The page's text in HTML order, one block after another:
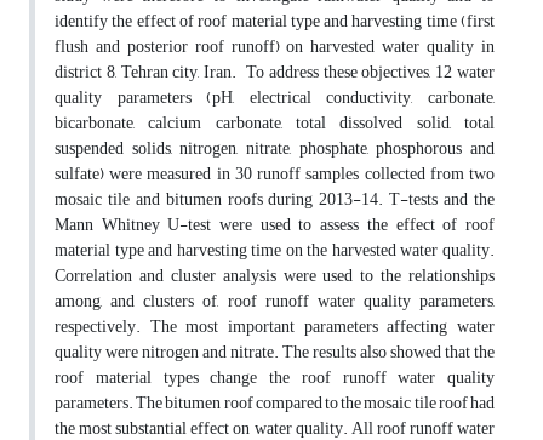
identify the effect of roof material type and harvesting time (first
flush and posterior roof runoff) on harvested water quality in
district 8, Tehran city, Iran. To address these objectives, 12 water
quality parameters (pH, electrical conductivity, carbonate,
bicarbonate, calcium carbonate, total dissolved solid, total
suspended solids, nitrogen, nitrate, phosphate, phosphorous and
sulfate) were measured in 30 runoff samples collected from two
mosaic tile and bitumen roofs during 2013-14. T-tests and the
Mann Whitney U-test were used to assess the effect of roof
material type and harvesting time on the harvested water quality.
Correlation and cluster analysis were used to the relationships
among, and clusters of, roof runoff water quality parameters,
respectively. The most important parameters affecting water
quality were nitrogen and nitrate. The results also showed that the
roof material types change the roof runoff water quality
parameters. The bitumen roof compared to the mosaic tile roof had
the most substantial effect on water quality. All roof runoff water